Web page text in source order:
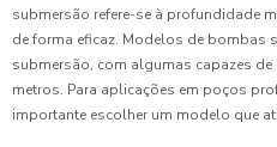
submersão refere-se à profundidade
de forma eficaz. Modelos de bombas
submersão, com algumas capazes
metros. Para aplicações em poços
importante escolher um modelo que